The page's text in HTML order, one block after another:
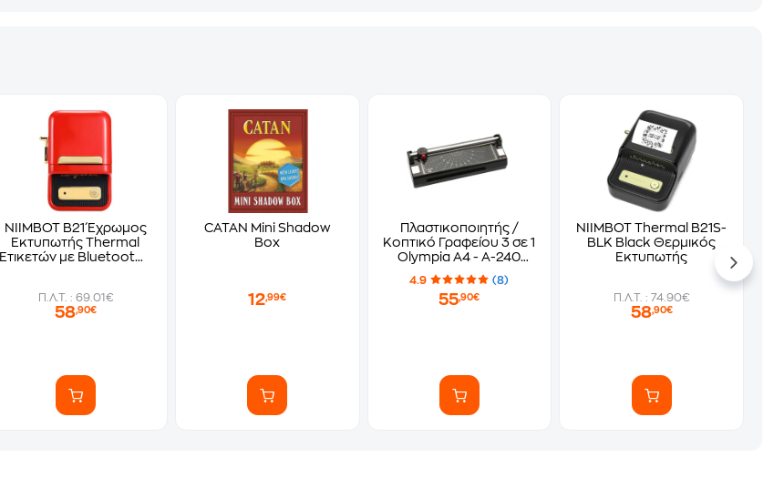
NIIMBOT B21 Έχρωμος
Εκτυπωτής Thermal
Ετικετών με Bluetooth -
Π.Λ.Τ. : 69.01€
58,90€
CATAN Mini Shadow
Box
12,99€
Πλαστικοποιητής /
Κοπτικό Γραφείου 3 σε 1
Olympia A4 - A-240
combo
4.9 (8)
55,90€
NIIMBOT Thermal B21S-
BLK Black Θερμικός
Εκτυπωτής
Π.Λ.Τ. : 74.90€
58,90€